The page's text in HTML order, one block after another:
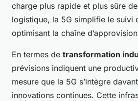
charge plus rapide et plus sûre
logistique, la 5G simplifie le suivi
optimisant la chaîne
En termes de transformation
prévisions indiquent une
mesure que la 5G s’intègre
innovations continues. Cette